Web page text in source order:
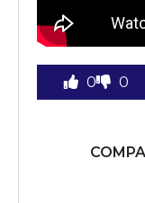
0 0